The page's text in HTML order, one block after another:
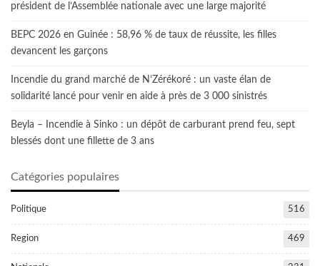
président de l’Assemblée nationale avec une large majorité
BEPC 2026 en Guinée : 58,96 % de taux de réussite, les filles
devancent les garçons
Incendie du grand marché de N’Zérékoré : un vaste élan de
solidarité lancé pour venir en aide à près de 3 000 sinistrés
Beyla – Incendie à Sinko : un dépôt de carburant prend feu, sept
blessés dont une fillette de 3 ans
Catégories populaires
Politique 516
Region 469